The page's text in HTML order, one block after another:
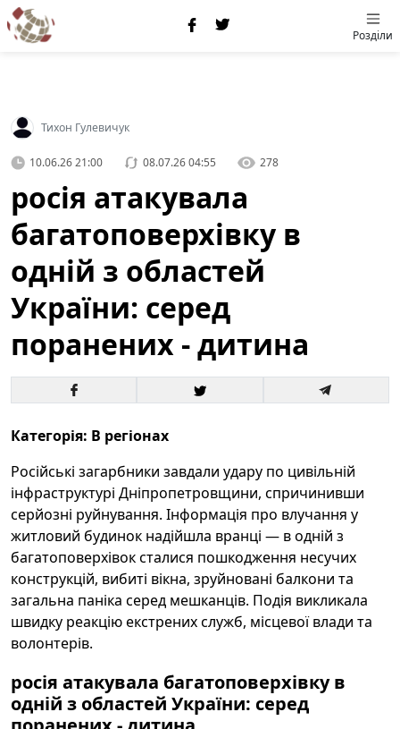
Розділи
Тихон Гулевичук
10.06.26 21:00 08.07.26 04:55 278
росія атакувала
багатоповерхівку в
одній з областей
України: серед
поранених - дитина
Категорія: В регіонах
Російські загарбники завдали удару по цивільній
інфраструктурі Дніпропетровщини, спричинивши
серйозні руйнування. Інформація про влучання у
житловий будинок надійшла вранці — в одній з
багатоповерхівок сталися пошкодження несучих
конструкцій, вибиті вікна, зруйновані балкони та
загальна паніка серед мешканців. Подія викликала
швидку реакцію екстрених служб, місцевої влади та
волонтерів.
росія атакувала багатоповерхівку в
одній з областей України: серед